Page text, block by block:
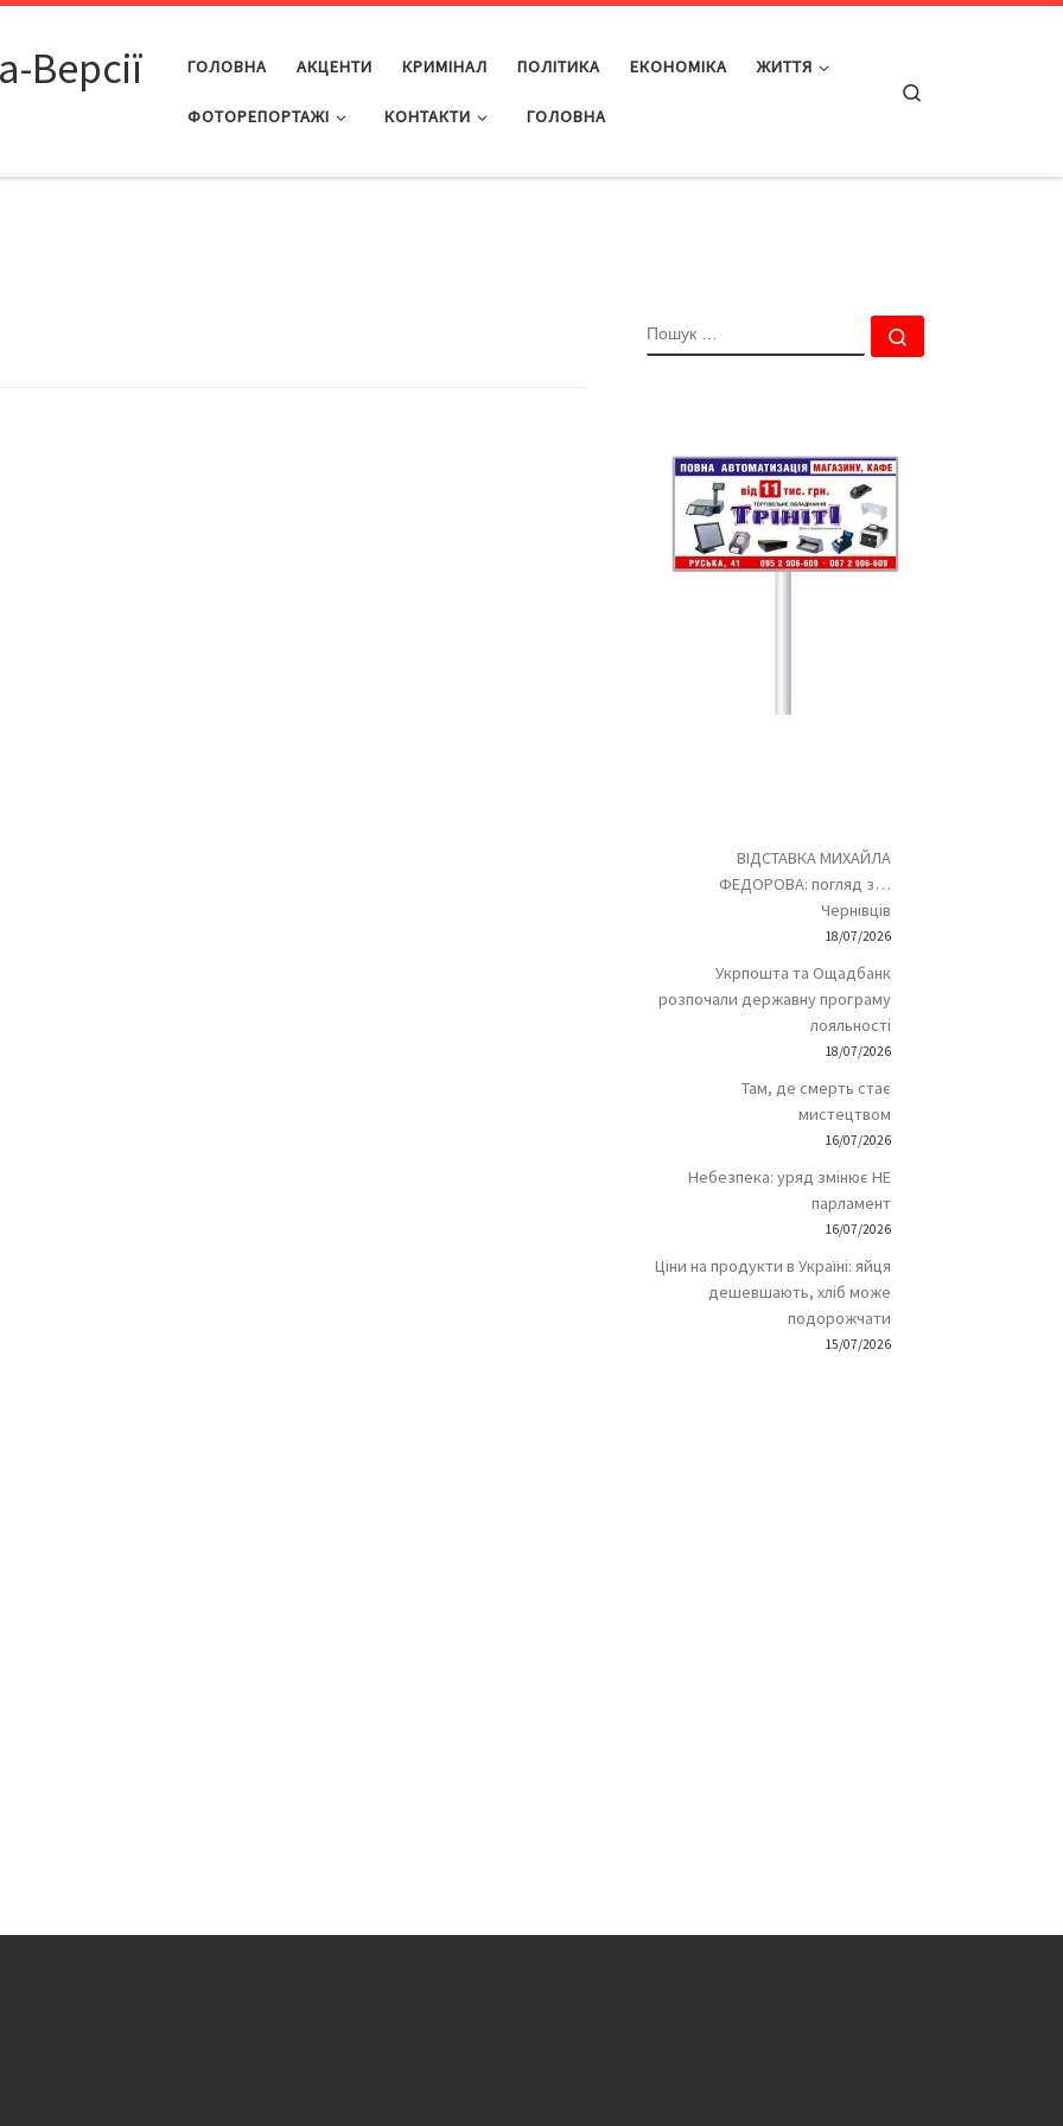
Версії ГОЛОВНА АКЦЕНТИ КРИМІНАЛ ПОЛІТИКА ЕКОНОМІКА ЖИТТЯ
ФОТОРЕПОРТАЖІ КОНТАКТИ ГОЛОВНА
ПОШУК
ВІДСТАВКА МИХАЙЛА
ФЕДОРОВА: погляд з…
Чернівців
18/07/2026
Укрпошта та Ощадбанк
розпочали державну програму
лояльності
18/07/2026
Там, де смерть стає
мистецтвом
16/07/2026
Небезпека: уряд змінює НЕ
парламент
16/07/2026
Ціни на продукти в Україні: яйця
дешевшають, хліб може
подорожчати
15/07/2026